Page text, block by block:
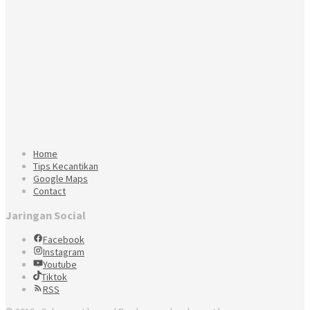
Home
Tips Kecantikan
Google Maps
Contact
Jaringan Social
Facebook
Instagram
Youtube
Tiktok
RSS